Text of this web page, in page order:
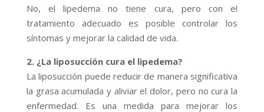
No, el lipedema no tiene cura, pero con el
tratamiento adecuado es posible controlar los
síntomas y mejorar la calidad de vida.
2. ¿La liposucción cura el lipedema?
La liposucción puede reducir de manera significativa
la grasa acumulada y aliviar el dolor, pero no cura la
enfermedad. Es una medida para mejorar los